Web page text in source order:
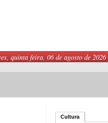
quinta feira, 06 de agosto de 2026
Cultura